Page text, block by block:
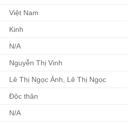
Việt Nam
Kinh
N/A
Nguyễn Thị Vinh
Lê Thị Ngọc Ánh, Lê Thị Ngọc
Độc thân
N/A